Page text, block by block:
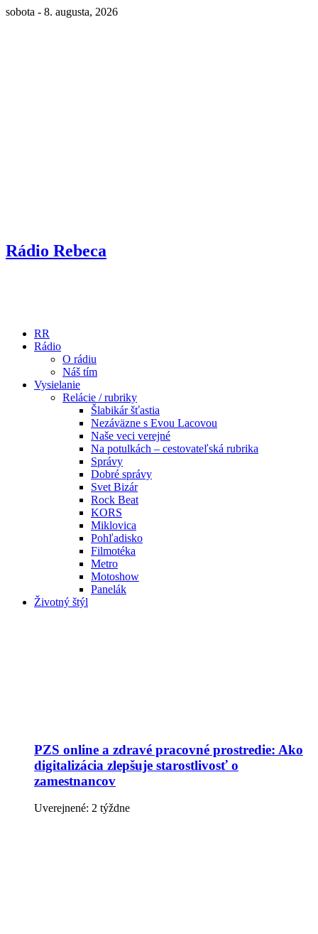
sobota - 8. augusta, 2026
Rádio Rebeca
RR
Rádio
O rádiu
Náš tím
Vysielanie
Relácie / rubriky
Šlabikár šťastia
Nezáväzne s Evou Lacovou
Naše veci verejné
Na potulkách – cestovateľská rubrika
Správy
Dobré správy
Svet Bizár
Rock Beat
KORS
Miklovica
Pohľadisko
Filmotéka
Metro
Motoshow
Panelák
Životný štýl
PZS online a zdravé pracovné prostredie: Ako
digitalizácia zlepšuje starostlivosť o
zamestnancov
Uverejnené: 2 týždne